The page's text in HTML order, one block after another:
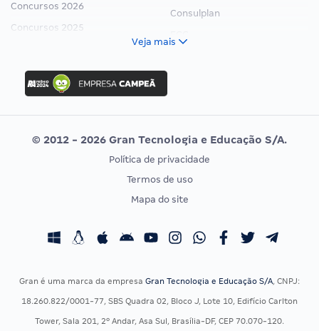
Concursos 2026
Concursos 2025
Concurso Ibama
Concurso MPU
Editais publicados
Consulplan
Vunesp
CONCURSOS POR PROFISSÃO
Concursos Fiscais
Concursos Saúde
EXAME DE ORDEM
Calendário OAB
Veja mais
© 2012 - 2026 Gran Tecnologia e Educação S/A.
Política de privacidade
Termos de uso
Mapa do site
Gran é uma marca da empresa Gran Tecnologia e Educação S/A, CNPJ:
18.260.822/0001-77, SBS Quadra 02, Bloco J, Lote 10, Edifício Carlton
Tower, Sala 201, 2º Andar, Asa Sul, Brasília-DF, CEP 70.070-120.